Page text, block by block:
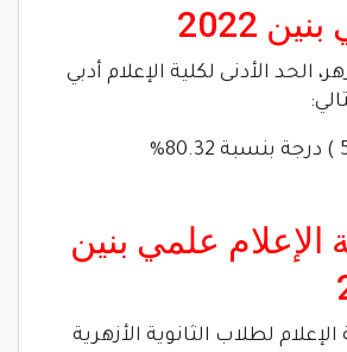
2022
الحد الأدنى لكلية الإعلام أدبي
الإعلام علمي بنين
لطلاب الثانوية الأزهرية